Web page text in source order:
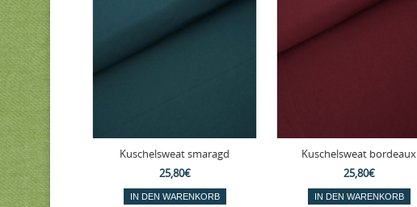
Kuschelsweat smaragd
25,80€
Kuschelsweat bordeaux
25,80€